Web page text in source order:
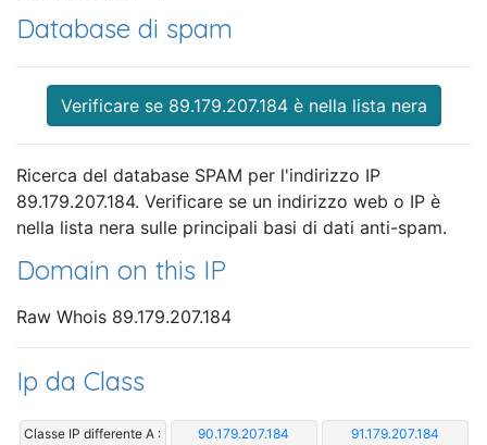
Database di spam
Verificare se 89.179.207.184 è nella lista nera
Ricerca del database SPAM per l'indirizzo IP
89.179.207.184. Verificare se un indirizzo web o IP è
nella lista nera sulle principali basi di dati anti-spam.
Domain on this IP
Raw Whois 89.179.207.184
Ip da Class
Classe IP differente A : 90.179.207.184 91.179.207.184